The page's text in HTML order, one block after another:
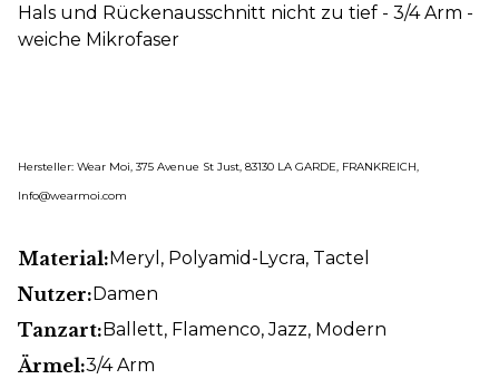
Hals und Rückenausschnitt nicht zu tief - 3/4 Arm -
weiche Mikrofaser
Hersteller: Wear Moi, 375 Avenue St Just, 83130 LA GARDE, FRANKREICH,
Info@wearmoi.com
Material:Meryl , Polyamid-Lycra, Tactel
Nutzer:Damen
Tanzart:Ballett, Flamenco, Jazz, Modern
Ärmel:3/4 Arm